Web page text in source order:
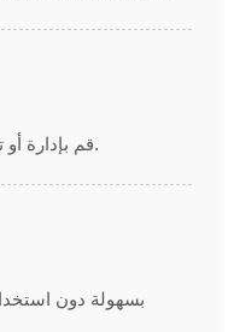
قم بإدارة أو تغيير أو حذف رقمك حسب الحاجة.